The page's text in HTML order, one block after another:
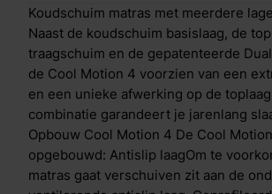
je van een optimale ventilatie en een
warmteafvoer. Je voelt je 's ochtends
compleet uitgerust. In de Clima
de Body Adapt techniek gebruikt:
lichaamszone die de druk van je
matras beter verdelen en
toplaagDe traagschuim toplaag
heup en schouder. Dit visco-elastisch
warmte en vocht beter door dan
Koudschuim matras met meerdere
Naast de koudschuim basislaag, de
traagschuim en de gepatenteerde
de Cool Motion 4 voorzien van een
en een unieke afwerking op de
combinatie garandeert je jarenlang
Opbouw Cool Motion 4 De Cool
opgebouwd: Antislip laagOm te
matras gaat verschuiven zit aan de